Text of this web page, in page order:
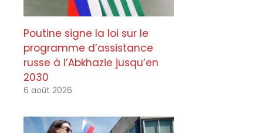
Poutine signe la loi sur le
programme d’assistance
russe à l’Abkhazie jusqu’en
2030
6 août 2026